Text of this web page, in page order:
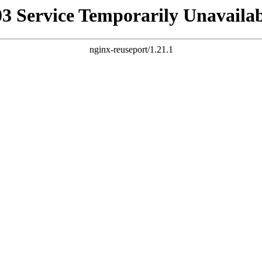
Service Temporarily
nginx-reuseport/1.21.1